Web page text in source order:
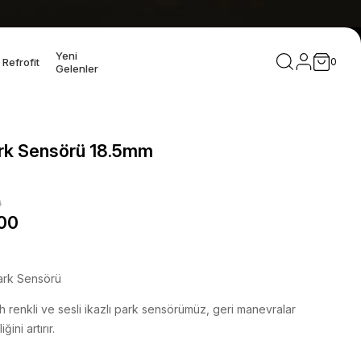
Refrofit
Yeni
Gelenler
0
Sensörü 18.5mm
Sensörü
renkli ve sesli ikazlı park sensörümüz, geri manevralar
artırır.